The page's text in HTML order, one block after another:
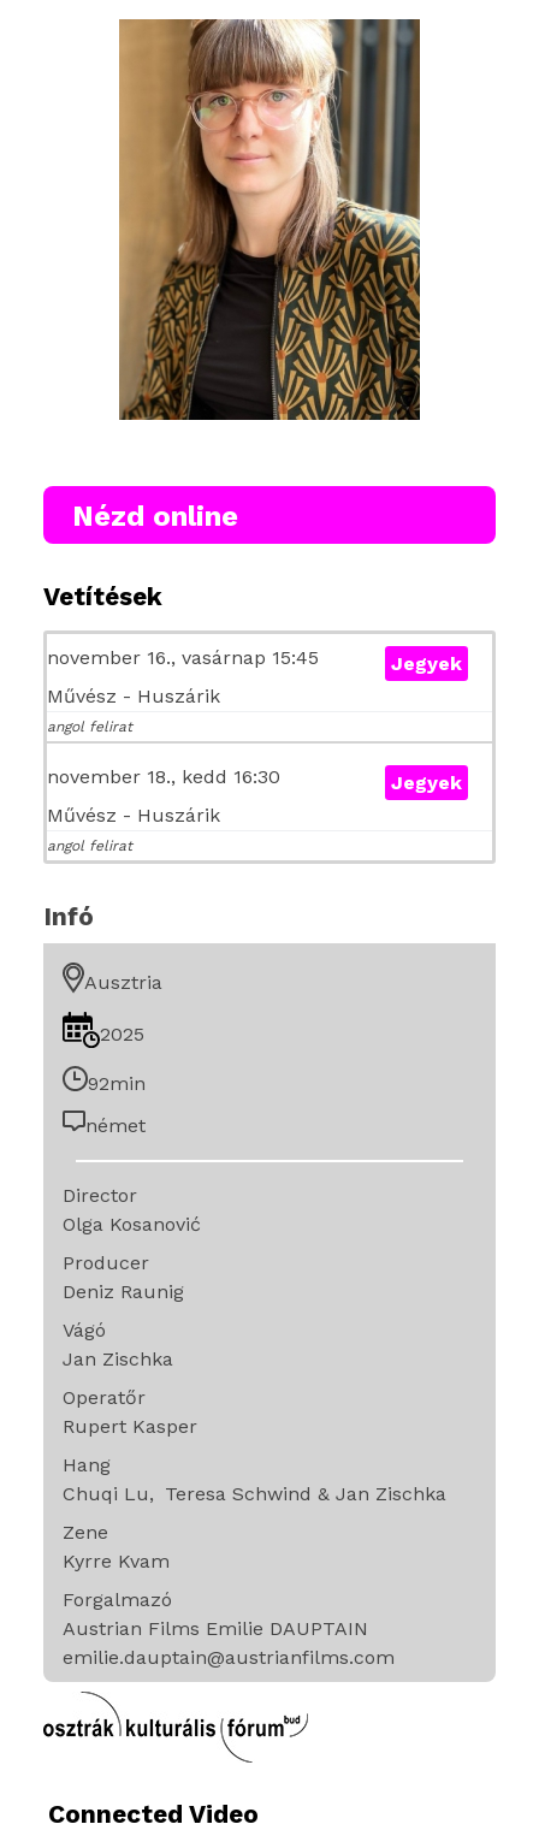
Nézd online
Vetítések
november 16., vasárnap 15:45
Művész - Huszárik
angol felirat
Jegyek
november 18., kedd 16:30
Művész - Huszárik
angol felirat
Jegyek
Infó
Ausztria
2025
92min
német
Director
Olga Kosanović
Producer
Deniz Raunig
Vágó
Jan Zischka
Operatőr
Rupert Kasper
Hang
Chuqi Lu
Teresa Schwind & Jan Zischka
Zene
Kyrre Kvam
Forgalmazó
Austrian Films Emilie DAUPTAIN
emilie.dauptain@austrianfilms.com
Connected Video